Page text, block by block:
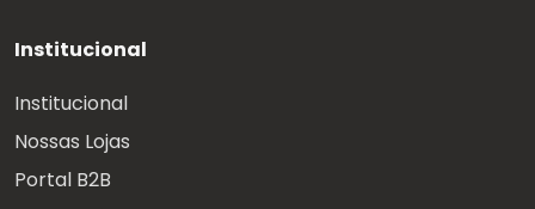
Institucional
Institucional
Nossas Lojas
Portal B2B